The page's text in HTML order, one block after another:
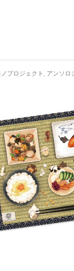
プロジェクト , アンソロ